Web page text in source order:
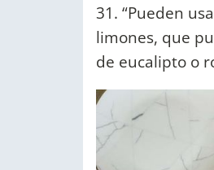
31. “Pueden
limones, que
de eucalipto o